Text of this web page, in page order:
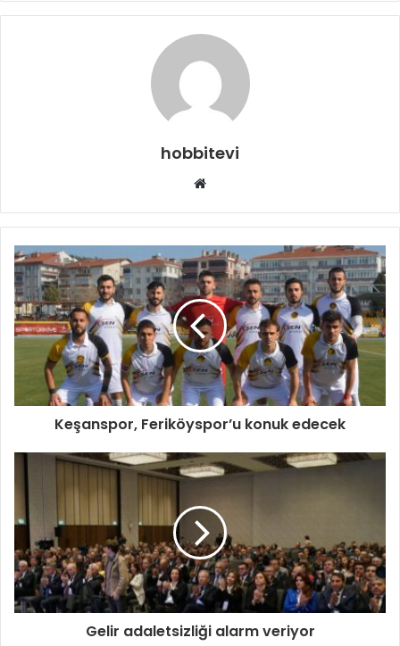
hobbitevi
Web
Keşanspor, Feriköyspor’u konuk edecek
Gelir adaletsizliği alarm veriyor